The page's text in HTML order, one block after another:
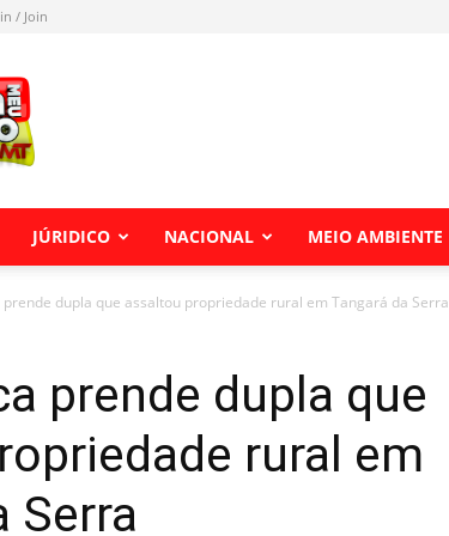
/ Join
JÚRIDICO NACIONAL MEIO AMBIENTE
prende dupla que assaltou propriedade rural em Tangará da Serra
prende dupla que
rural em
Serra